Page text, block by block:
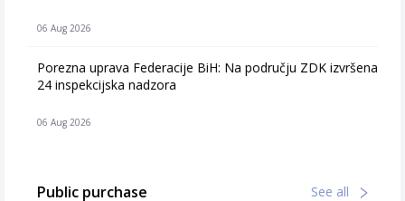
06 Aug 2026
Porezna uprava Federacije BiH: Na području ZDK izvršena
24 inspekcijska nadzora
06 Aug 2026
Public purchase See all